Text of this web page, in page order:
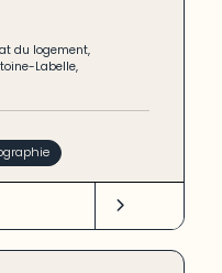
du logement,
Labelle,